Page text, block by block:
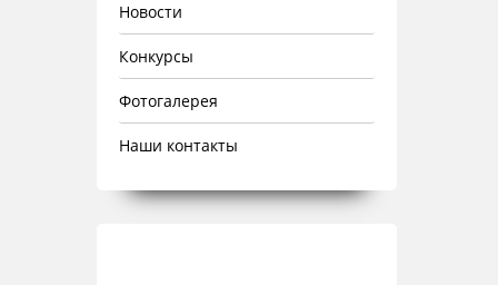
Новости
Конкурсы
Фотогалерея
Наши контакты